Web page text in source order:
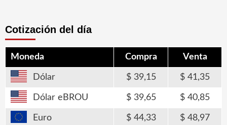
Cotización del día
Moneda Compra Venta
Dólar 39,15 41,35
Dólar eBROU 39,65 40,85
Euro 44,33 48,97